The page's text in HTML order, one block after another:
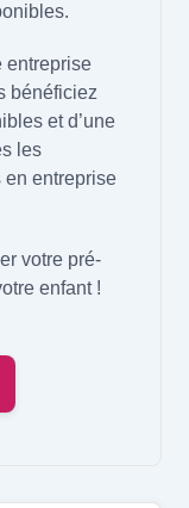
entreprise
bénéficiez
et d’une
les
en entreprise
votre pré-
enfant !